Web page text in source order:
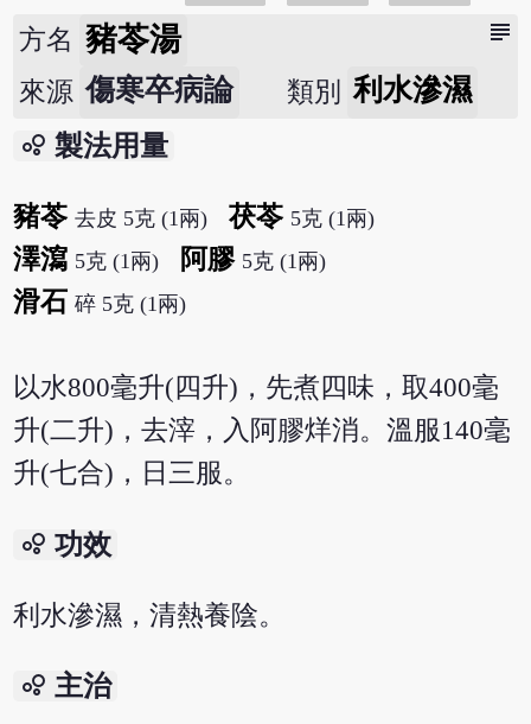
subject
方名 豬苓湯
來源 傷寒卒病論 類別 利水滲濕
bubble_chart 製法用量
豬苓 去皮 5克 (1兩) 茯苓 5克 (1兩)
澤瀉 5克 (1兩) 阿膠 5克 (1兩)
滑石 碎 5克 (1兩)
以水800毫升(四升)，先煮四味，取400毫
升(二升)，去滓，入阿膠烊消。溫服140毫
升(七合)，日三服。
bubble_chart 功效
利水滲濕，清熱養陰。
bubble_chart 主治